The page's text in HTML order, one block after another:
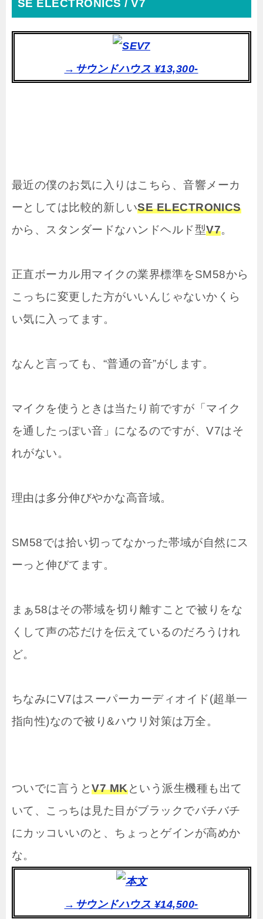
SE ELECTRONICS / V7
→サウンドハウス ¥13,300-
最近の僕のお気に入りはこちら、音響メーカ
ーとしては比較的新しいSE ELECTRONICS
から、スタンダードなハンドヘルド型V7。
正直ボーカル用マイクの業界標準をSM58から
こっちに変更した方がいいんじゃないかくら
い気に入ってます。
なんと言っても、“普通の音”がします。
マイクを使うときは当たり前ですが「マイク
を通したっぽい音」になるのですが、V7はそ
れがない。
理由は多分伸びやかな高音域。
SM58では拾い切ってなかった帯域が自然にス
ーっと伸びてます。
まぁ58はその帯域を切り離すことで被りをな
くして声の芯だけを伝えているのだろうけれ
ど。
ちなみにV7はスーパーカーディオイド(超単一
指向性)なので被り&ハウリ対策は万全。
ついでに言うとV7 MKという派生機種も出て
いて、こっちは見た目がブラックでバチバチ
にカッコいいのと、ちょっとゲインが高めか
な。
→サウンドハウス ¥14,500-